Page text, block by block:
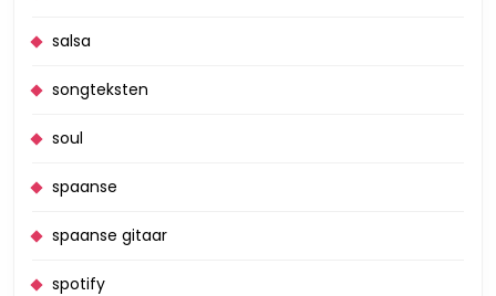
salsa
songteksten
soul
spaanse
spaanse gitaar
spotify